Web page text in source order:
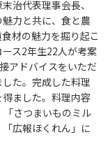
治代表理事会長、
力と共に、食と農
材の魅力を掘り起こ
ス2年生22人が考案
アドバイスをいただ
た。完成した料理
ました。料理内容
さつまいものミル
広報ほくれん」に